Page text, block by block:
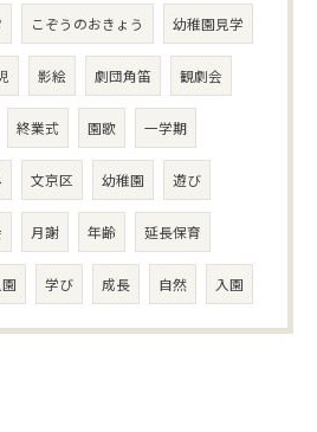
こぞうのおきょう 幼稚園見学
影絵 劇団角笛 観劇会
終業式 園歌 一学期
文京区 幼稚園 遊び
月謝 年齢 延長保育
学び 成長 自然 入園